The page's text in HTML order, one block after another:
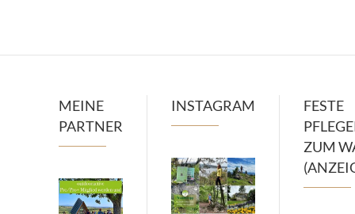
MEINE
PARTNER
INSTAGRAM
FESTE
ZUM